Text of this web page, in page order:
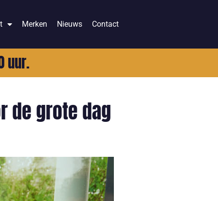
Merken Nieuws Contact
uur.
de grote dag